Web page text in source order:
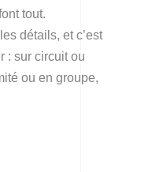
tout.
détails, et c’est
: sur circuit ou
ou en groupe,